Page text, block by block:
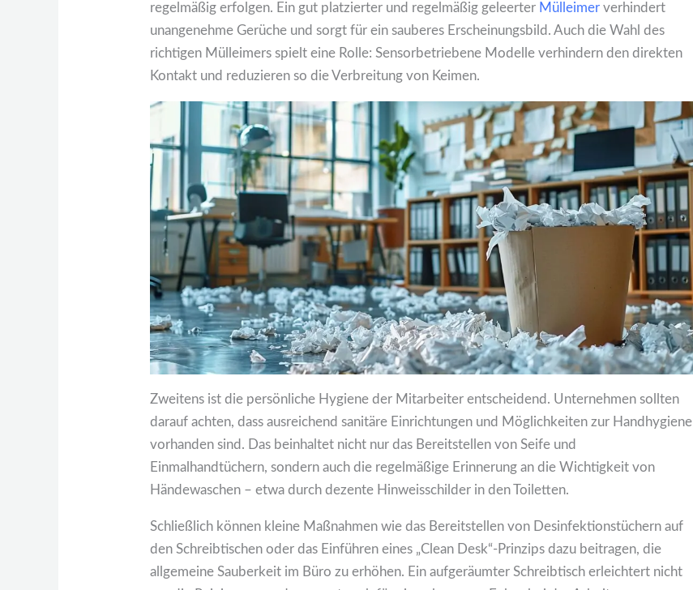
regelmäßig erfolgen. Ein gut platzierter und regelmäßig geleerter Mülleimer verhindert
unangenehme Gerüche und sorgt für ein sauberes Erscheinungsbild. Auch die Wahl des
richtigen Mülleimers spielt eine Rolle: Sensorbetriebene Modelle verhindern den direkten
Kontakt und reduzieren so die Verbreitung von Keimen.
Zweitens ist die persönliche Hygiene der Mitarbeiter entscheidend. Unternehmen sollten
darauf achten, dass ausreichend sanitäre Einrichtungen und Möglichkeiten zur Handhygiene
vorhanden sind. Das beinhaltet nicht nur das Bereitstellen von Seife und
Einmalhandtüchern, sondern auch die regelmäßige Erinnerung an die Wichtigkeit von
Händewaschen – etwa durch dezente Hinweisschilder in den Toiletten.
Schließlich können kleine Maßnahmen wie das Bereitstellen von Desinfektionstüchern auf
den Schreibtischen oder das Einführen eines „Clean Desk“-Prinzips dazu beitragen, die
allgemeine Sauberkeit im Büro zu erhöhen. Ein aufgeräumter Schreibtisch erleichtert nicht